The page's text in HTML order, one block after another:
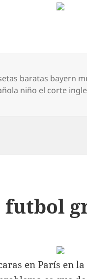
baratas bayern
niño el corte
futbol
en París en